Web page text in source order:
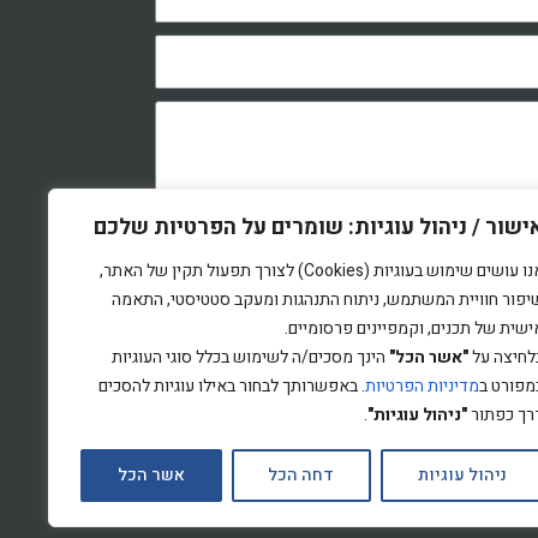
/ ניהול עוגיות: שומרים על הפרטיות שלכם
אנו עושים שימוש בעוגיות (Cookies) לצורך תפעול תקין של האתר,
חוויית המשתמש, ניתוח התנהגות ומעקב סטטיסטי, התאמה
של תכנים, וקמפיינים פרסומיים.
על"אשר הכל" הינך מסכים/ה לשימוש בכלל סוגי העוגיות
במדיניות הפרטיות. באפשרותך לבחור באילו עוגיות להסכים
כפתור"ניהול עוגיות".
ניהול עוגיות דחה הכל אשר הכל
'שלח' אני מאשר/ת כי קראתי אתמדיניות
מסכימ/ה לעיבוד המידע שנמסר על-ידי
לצורך טיפול בפנייתי.
בניית אתרים -